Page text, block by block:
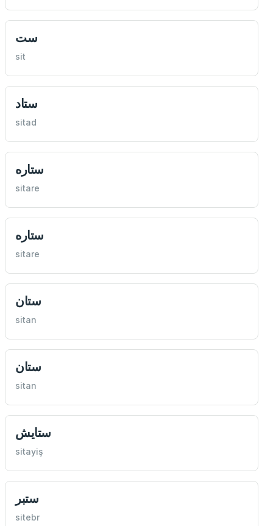
ست
sit
ستاد
sitad
ستاره
sitare
ستاره
sitare
ستان
sitan
ستان
sitan
ستايش
sitayiş
ستبر
sitebr